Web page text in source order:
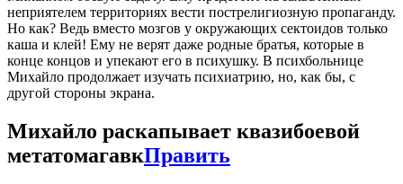
неприятелем территориях вести пострелигиозную пропаганду.
Но как? Ведь вместо мозгов у окружающих сектоидов только
каша и клей! Ему не верят даже родные братья, которые в
конце концов и упекают его в психушку. В психбольнице
Михайло продолжает изучать психиатрию, но, как бы, с
другой стороны экрана.
Михайло раскапывает квазибоевой
метатомагавкПравить